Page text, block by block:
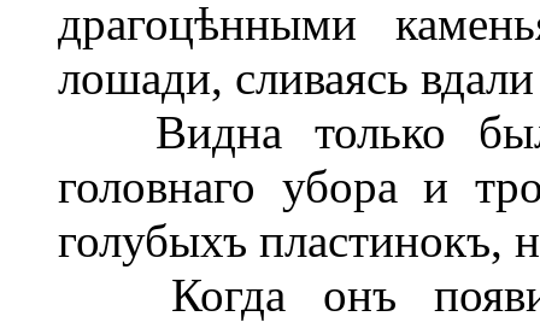
драгоцѣнными
лошади, сливаясь
Видна только
головнаго убора и
голубыхъ пластинокъ,
Когда онъ